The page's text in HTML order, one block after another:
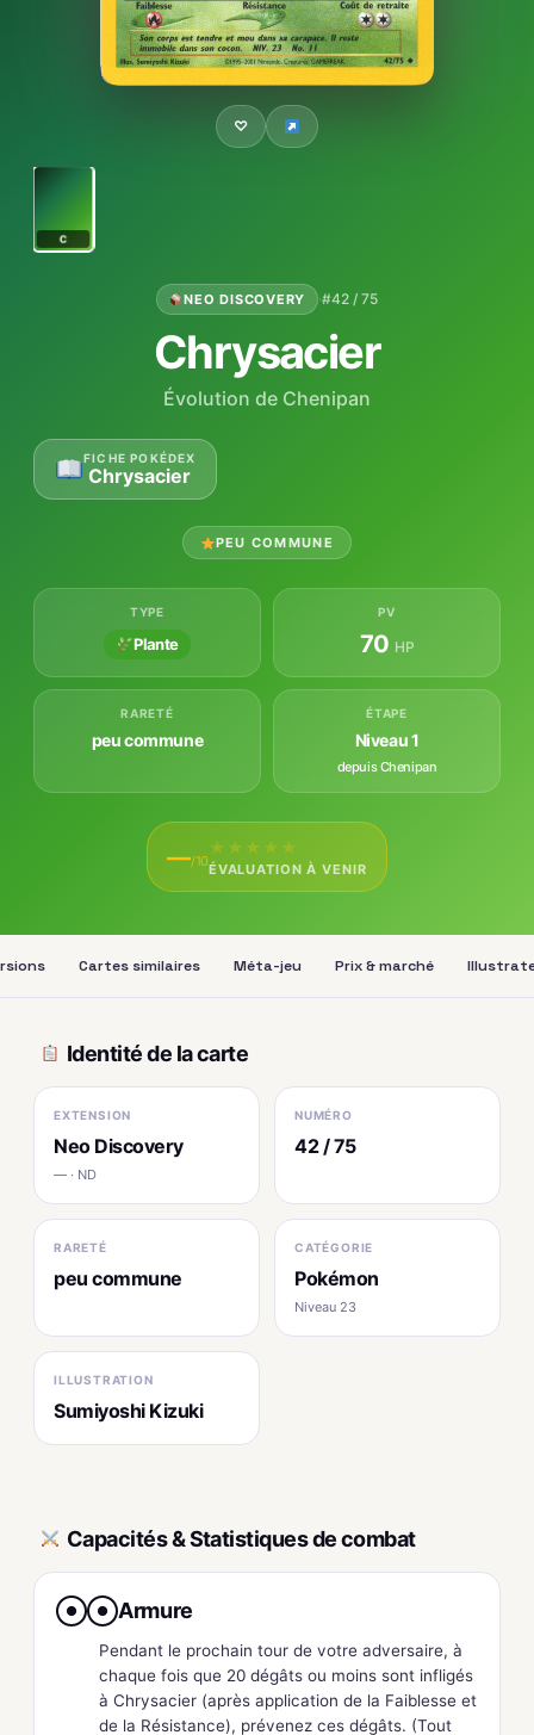
♡
C
NEO DISCOVERY ·#42 / 75
Chrysacier
Évolution de Chenipan
FICHE POKÉDEX
Chrysacier
PEU COMMUNE
TYPE
Plante
PV
70 HP
RARETÉ
peu commune
ÉTAPE
Niveau 1
depuis Chenipan
—/10
★ ★ ★ ★ ★
ÉVALUATION À VENIR
Cartes similaires Méta-jeu Prix & marché
Identité de la carte
EXTENSION
Neo Discovery
— · ND
NUMÉRO
42 / 75
RARETÉ
peu commune
CATÉGORIE
Pokémon
Niveau 23
ILLUSTRATION
Sumiyoshi Kizuki
Capacités & Statistiques de combat
● ● Armure
Pendant le prochain tour de votre adversaire, à
chaque fois que 20 dégâts ou moins sont infligés
à Chrysacier (après application de la Faiblesse et
de la Résistance), prévenez ces dégâts. (Tout